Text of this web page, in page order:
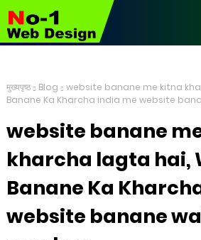
मुख्यपृष्ठ Blog
website banane me kitna
Banane Ka Kharcha india me website
website banane
kharcha lagta hai,
Banane Ka
website banane